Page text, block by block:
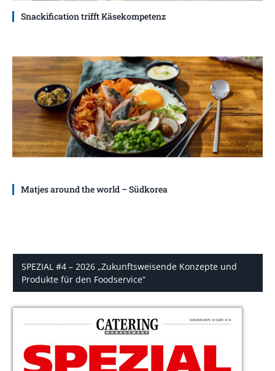
Snackification trifft Käsekompetenz
Matjes around the world – Südkorea
SPEZIAL #4 – 2026 „Zukunftsweisende Konzepte und
Produkte für den Foodservice“